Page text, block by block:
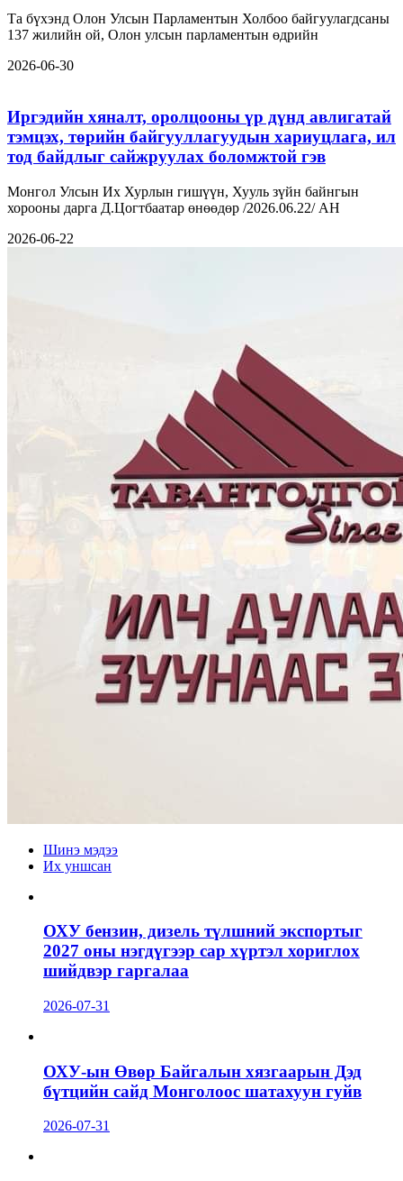
Та бүхэнд Олон Улсын Парламентын Холбоо байгуулагдсаны
137 жилийн ой, Олон улсын парламентын өдрийн
2026-06-30
Иргэдийн хяналт, оролцооны үр дүнд авлигатай
тэмцэх, төрийн байгууллагуудын хариуцлага, ил
тод байдлыг сайжруулах боломжтой гэв
Монгол Улсын Их Хурлын гишүүн, Хууль зүйн байнгын
хорооны дарга Д.Цогтбаатар өнөөдөр /2026.06.22/ АН
2026-06-22
Шинэ мэдээ
Их уншсан
ОХУ бензин, дизель түлшний экспортыг
2027 оны нэгдүгээр сар хүртэл хориглох
шийдвэр гаргалаа
2026-07-31
ОХУ-ын Өвөр Байгалын хязгаарын Дэд
бүтцийн сайд Монголоос шатахуун гуйв
2026-07-31